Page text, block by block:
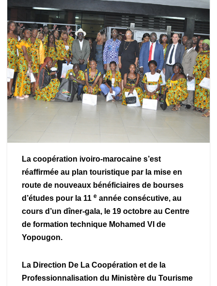
La coopération ivoiro-marocaine s’est
réaffirmée au plan touristique par la mise en
route de nouveaux bénéficiaires de bourses
d’études pour la 11 e année consécutive, au
cours d’un dîner-gala, le 19 octobre au Centre
de formation technique Mohamed VI de
Yopougon.
La Direction De La Coopération et de la
Professionnalisation du Ministère du Tourisme